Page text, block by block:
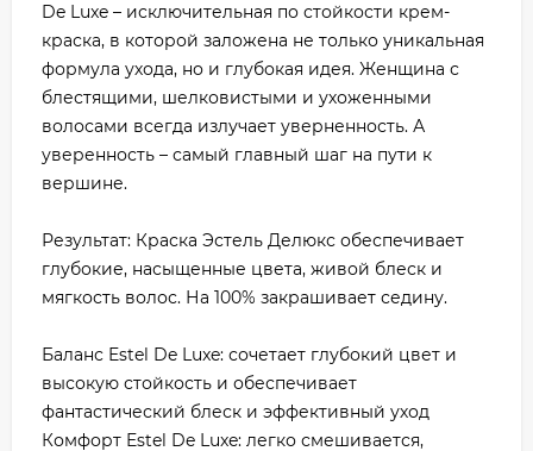
De Luxe – исключительная по стойкости крем-
краска, в которой заложена не только уникальная
формула ухода, но и глубокая идея. Женщина с
блестящими, шелковистыми и ухоженными
волосами всегда излучает уверненность. А
уверенность – самый главный шаг на пути к
вершине.
Результат: Краска Эстель Делюкс обеспечивает
глубокие, насыщенные цвета, живой блеск и
мягкость волос. На 100% закрашивает седину.
Баланс Estel De Luxe: сочетает глубокий цвет и
высокую стойкость и обеспечивает
фантастический блеск и эффективный уход
Комфорт Estel De Luxe: легко смешивается,